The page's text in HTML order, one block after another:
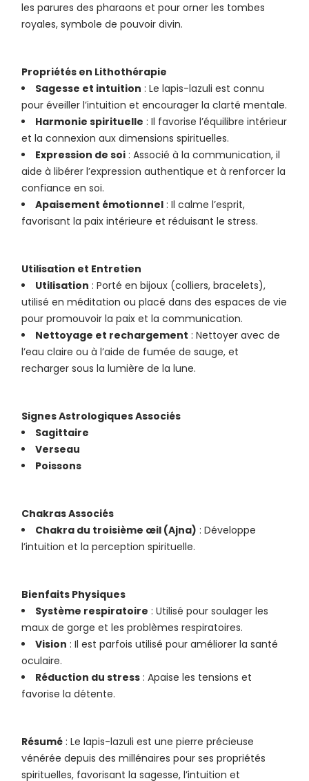
les parures des pharaons et pour orner les tombes
royales, symbole de pouvoir divin.
Propriétés en Lithothérapie
Sagesse et intuition : Le lapis-lazuli est connu
pour éveiller l’intuition et encourager la clarté mentale.
Harmonie spirituelle : Il favorise l’équilibre intérieur
et la connexion aux dimensions spirituelles.
Expression de soi : Associé à la communication, il
aide à libérer l’expression authentique et à renforcer la
confiance en soi.
Apaisement émotionnel : Il calme l’esprit,
favorisant la paix intérieure et réduisant le stress.
Utilisation et Entretien
Utilisation : Porté en bijoux (colliers, bracelets),
utilisé en méditation ou placé dans des espaces de vie
pour promouvoir la paix et la communication.
Nettoyage et rechargement : Nettoyer avec de
l’eau claire ou à l’aide de fumée de sauge, et
recharger sous la lumière de la lune.
Signes Astrologiques Associés
Sagittaire
Verseau
Poissons
Chakras Associés
Chakra du troisième œil (Ajna) : Développe
l’intuition et la perception spirituelle.
Bienfaits Physiques
Système respiratoire : Utilisé pour soulager les
maux de gorge et les problèmes respiratoires.
Vision : Il est parfois utilisé pour améliorer la santé
oculaire.
Réduction du stress : Apaise les tensions et
favorise la détente.
Résumé : Le lapis-lazuli est une pierre précieuse
vénérée depuis des millénaires pour ses propriétés
spirituelles, favorisant la sagesse, l’intuition et